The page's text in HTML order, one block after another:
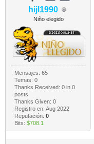
hijl1990
Niño elegido
Mensajes: 65
Temas: 0
Thanks Received: 0in 0
posts
Thanks Given: 0
Registro en: Aug 2022
Reputación: 0
Bits: $708.1